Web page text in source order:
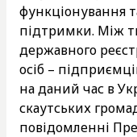
функціонування
підтримки. Між
державного
осіб –
на даний час в
скаутських
повідомленні